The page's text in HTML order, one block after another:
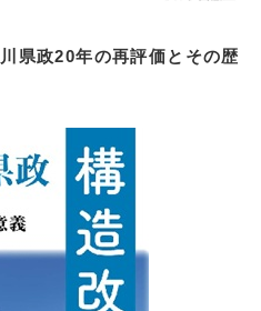
県政20年の再評価とその歴